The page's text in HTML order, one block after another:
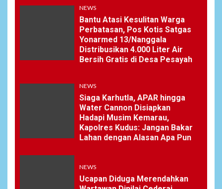
Pemprov Banten Diduga
Kelola Tenaga Ahli Fiktif,
Andra Soni Diminta
Ngomong
Keberhasilan Koperasi
Merah Putih Jadi Kunci
Tegaknya Pasal 33 UUD
1945 dan Program Strategis
Prabowo
Istri AKP Padlun Alfitri Minta
Perlindungan Hukum,
NEWS
Bantu Atasi Kesulitan Warga
Perbatasan, Pos Kotis Satgas
Yonarmed 13/Nanggala
Distribusikan 4.000 Liter Air
Bersih Gratis di Desa Pesayah
NEWS
Siaga Karhutla, APAR hingga
Water Cannon Disiapkan
Hadapi Musim Kemarau,
Kapolres Kudus: Jangan Bakar
Lahan dengan Alasan Apa Pun
NEWS
Ucapan Diduga Merendahkan